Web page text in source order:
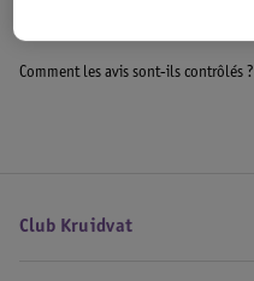
Comment les avis sont-ils contrôlés ?
Club Kruidvat